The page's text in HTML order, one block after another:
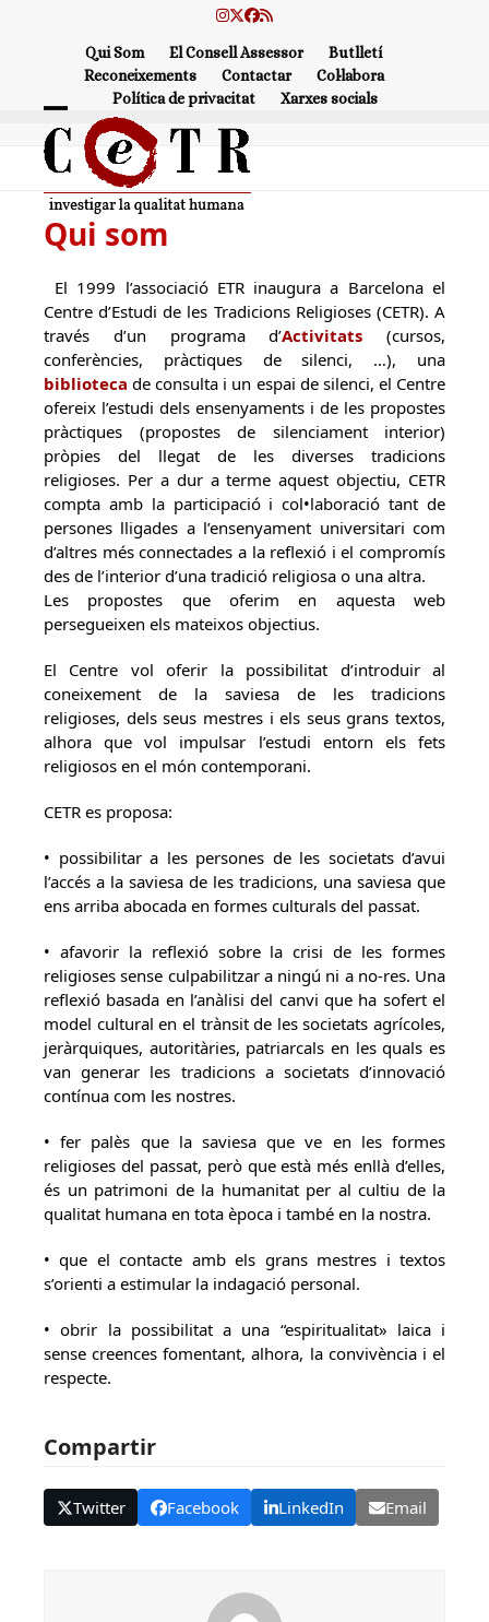
Instagram
Twitter
Facebook
RSS
Qui Som El Consell Assessor
Butlletí
Reconeixements
Contactar
Col·labora
Política de privacitat
Xarxes socials
Open
mobile
menu
Close
mobile
menu
Qui som
El 1999 l’associació ETR inaugura a Barcelona el
Centre d’Estudi de les Tradicions Religioses (CETR). A
través d’un programa d’Activitats (cursos,
conferències, pràctiques de silenci, …), una
biblioteca de consulta i un espai de silenci, el Centre
ofereix l’estudi dels ensenyaments i de les propostes
pràctiques (propostes de silenciament interior)
pròpies del llegat de les diverses tradicions
religioses. Per a dur a terme aquest objectiu, CETR
compta amb la participació i col•laboració tant de
persones lligades a l’ensenyament universitari com
d’altres més connectades a la reflexió i el compromís
des de l’interior d’una tradició religiosa o una altra.
Les propostes que oferim en aquesta web
persegueixen els mateixos objectius.
El Centre vol oferir la possibilitat d’introduir al
coneixement de la saviesa de les tradicions
religioses, dels seus mestres i els seus grans textos,
alhora que vol impulsar l’estudi entorn els fets
religiosos en el món contemporani.
CETR es proposa:
• possibilitar a les persones de les societats d’avui
l’accés a la saviesa de les tradicions, una saviesa que
ens arriba abocada en formes culturals del passat.
• afavorir la reflexió sobre la crisi de les formes
religioses sense culpabilitzar a ningú ni a no-res. Una
reflexió basada en l’anàlisi del canvi que ha sofert el
model cultural en el trànsit de les societats agrícoles,
jeràrquiques, autoritàries, patriarcals en les quals es
van generar les tradicions a societats d’innovació
contínua com les nostres.
• fer palès que la saviesa que ve en les formes
religioses del passat, però que està més enllà d’elles,
és un patrimoni de la humanitat per al cultiu de la
qualitat humana en tota època i també en la nostra.
• que el contacte amb els grans mestres i textos
s’orienti a estimular la indagació personal.
• obrir la possibilitat a una “espiritualitat» laica i
sense creences fomentant, alhora, la convivència i el
respecte.
Compartir
Twitter Facebook LinkedIn Email